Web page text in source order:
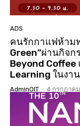
“#เสน่
ADS
คนรักกาแฟห้าม
Green”ผ่านกิจก
Beyond Coffee
Learning ในงา
AdminOIT - 4 กรกฎาค